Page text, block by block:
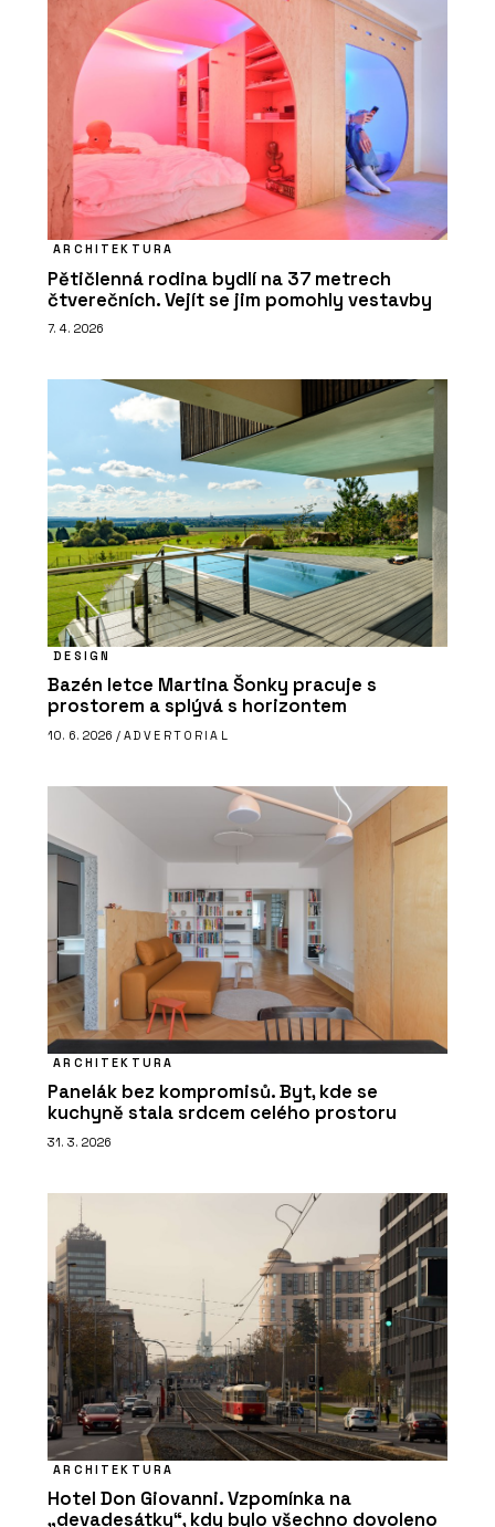
ARCHITEKTURA
Pětičlenná rodina bydlí na 37 metrech
čtverečních. Vejít se jim pomohly vestavby
7. 4. 2026
DESIGN
Bazén letce Martina Šonky pracuje s
prostorem a splývá s horizontem
10. 6. 2026 / ADVERTORIAL
ARCHITEKTURA
Panelák bez kompromisů. Byt, kde se
kuchyně stala srdcem celého prostoru
31. 3. 2026
ARCHITEKTURA
Hotel Don Giovanni. Vzpomínka na
„devadesátky“, kdy bylo všechno dovoleno